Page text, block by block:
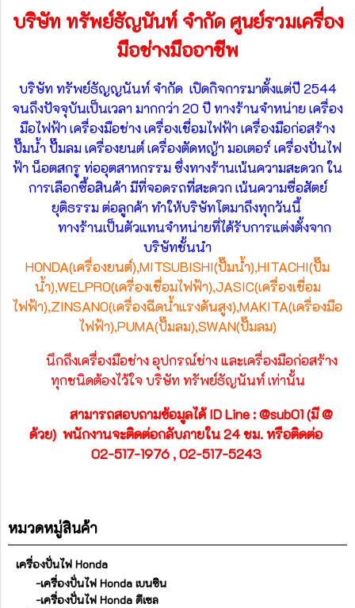
บริษัท ทรัพย์ธัญนันท์ จำกัด ศูนย์รวมเครื่อง
มือช่างมืออาชีพ
บริษัท ทรัพย์ธัญญนันท์ จำกัด เปิดกิจการมาตั้งแต่ปี 2544
จนถึงปัจจุบันเป็นเวลา มากกว่า 20 ปี ทางร้านจำหน่าย เครื่อง
มือไฟฟ้า เครื่องมือช่าง เครื่องเชื่อมไฟฟ้า เครื่องมือก่อสร้าง
ปั๊มน้ำ ปั๊มลม เครื่องยนต์ เครื่องตัดหญ้า มอเตอร์ เครื่องปั่นไฟ
ฟ้า น็อตสกรู ท่ออุตสาหกรรม ซึ่งทางร้านเน้นความสะดวก ใน
การเลือกซื้อสินค้า มีที่จอดรถที่สะดวก เน้นความซื่อสัตย์
ยุติธรรม ต่อลูกค้า ทำให้บริษัทโตมาถึงทุกวันนี้
ทางร้านเป็นตัวแทนจำหน่ายที่ได้รับการแต่งตั้งจาก
บริษัทชั้นนำ
HONDA(เครื่องยนต์),MITSUBISHI(ปั๊มน้ำ),HITACHI(ปั๊ม
น้ำ),WELPRO(เครื่องเชื่อมไฟฟ้า),JASIC(เครื่องเชื่อม
ไฟฟ้า),ZINSANO(เครื่องฉีดน้ำแรงดันสูง),MAKITA(เครื่องมือ
ไฟฟ้า),PUMA(ปั๊มลม),SWAN(ปั๊มลม)
นึกถึงเครื่องมือช่าง อุปกรณ์ช่าง และเครื่องมือก่อสร้าง
ทุกชนิดต้องไว้ใจ บริษัท ทรัพย์ธัญนันท์ เท่านั้น
สามารถสอบถามข้อมูลได้ ID Line : @sub01 (มี @
ด้วย) พนักงานจะติดต่อกลับภายใน 24 ชม.หรือติดต่อ
02-517-1976 , 02-517-5243
หมวดหมู่สินค้า
เครื่องปั่นไฟ Honda
-เครื่องปั่นไฟ Honda เบนซิน
-เครื่องปั่นไฟ Honda ดีเซล